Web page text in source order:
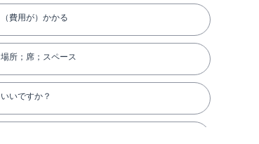
（費用が）かかる
場所；席；スペース
いいですか？